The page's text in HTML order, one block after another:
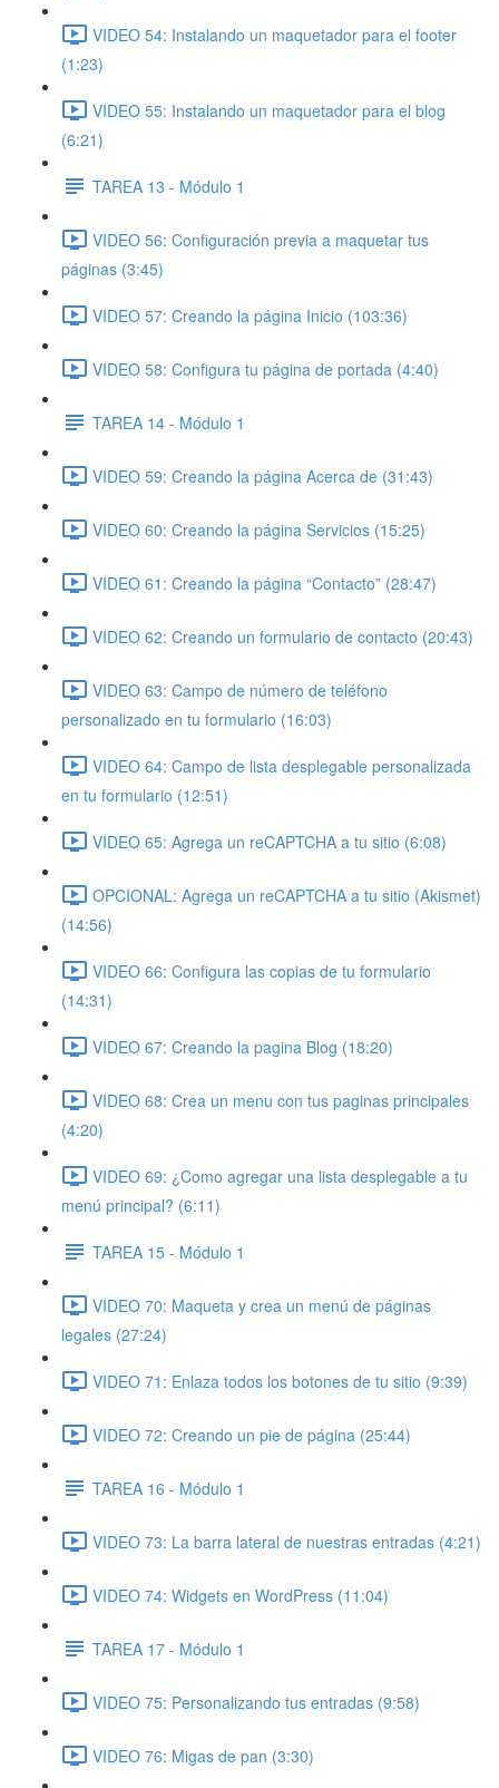
VIDEO 54: Instalando un maquetador para el footer
(1:23)
VIDEO 55: Instalando un maquetador para el blog
(6:21)
TAREA 13 - Módulo 1
VIDEO 56: Configuración previa a maquetar tus
páginas (3:45)
VIDEO 57: Creando la página Inicio (103:36)
VIDEO 58: Configura tu página de portada (4:40)
TAREA 14 - Módulo 1
VIDEO 59: Creando la página Acerca de (31:43)
VIDEO 60: Creando la página Servicios (15:25)
VIDEO 61: Creando la página “Contacto” (28:47)
VIDEO 62: Creando un formulario de contacto (20:43)
VIDEO 63: Campo de número de teléfono
personalizado en tu formulario (16:03)
VIDEO 64: Campo de lista desplegable personalizada
en tu formulario (12:51)
VIDEO 65: Agrega un reCAPTCHA a tu sitio (6:08)
OPCIONAL: Agrega un reCAPTCHA a tu sitio (Akismet)
(14:56)
VIDEO 66: Configura las copias de tu formulario
(14:31)
VIDEO 67: Creando la pagina Blog (18:20)
VIDEO 68: Crea un menu con tus paginas principales
(4:20)
VIDEO 69: ¿Como agregar una lista desplegable a tu
menú principal? (6:11)
TAREA 15 - Módulo 1
VIDEO 70: Maqueta y crea un menú de páginas
legales (27:24)
VIDEO 71: Enlaza todos los botones de tu sitio (9:39)
VIDEO 72: Creando un pie de página (25:44)
TAREA 16 - Módulo 1
VIDEO 73: La barra lateral de nuestras entradas (4:21)
VIDEO 74: Widgets en WordPress (11:04)
TAREA 17 - Módulo 1
VIDEO 75: Personalizando tus entradas (9:58)
VIDEO 76: Migas de pan (3:30)